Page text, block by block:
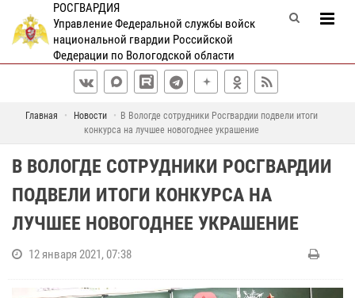
РОСГВАРДИЯ
Управление Федеральной службы войск
национальной гвардии Российской
Федерации по Вологодской области
Главная Новости
В Вологде сотрудники Росгвардии подвели итоги
конкурса на лучшее новогоднее украшение
В ВОЛОГДЕ СОТРУДНИКИ РОСГВАРДИИ
ПОДВЕЛИ ИТОГИ КОНКУРСА НА
ЛУЧШЕЕ НОВОГОДНЕЕ УКРАШЕНИЕ
12 января 2021, 07:38